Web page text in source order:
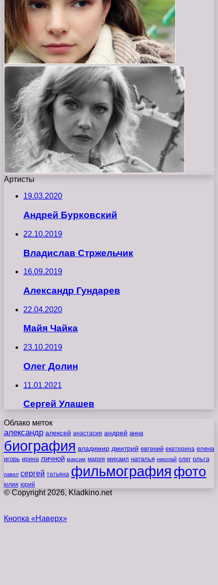
Артисты
19.03.2020
Андрей Бурковский
22.10.2019
Владислав Стржельчик
16.09.2019
Александр Гундарев
22.04.2020
Майя Чайка
23.10.2019
Олег Долин
11.01.2021
Сергей Улашев
Облако меток
александр алексей анастасия андрей анна
биография владимир дмитрий евгений екатерина елена
игорь ирина личной максим мария михаил наталья николай олег ольга
павел сергей татьяна фильмография фото
юлия юрий
© Copyright 2026, Kladkino.net
Кнопка «Наверх»